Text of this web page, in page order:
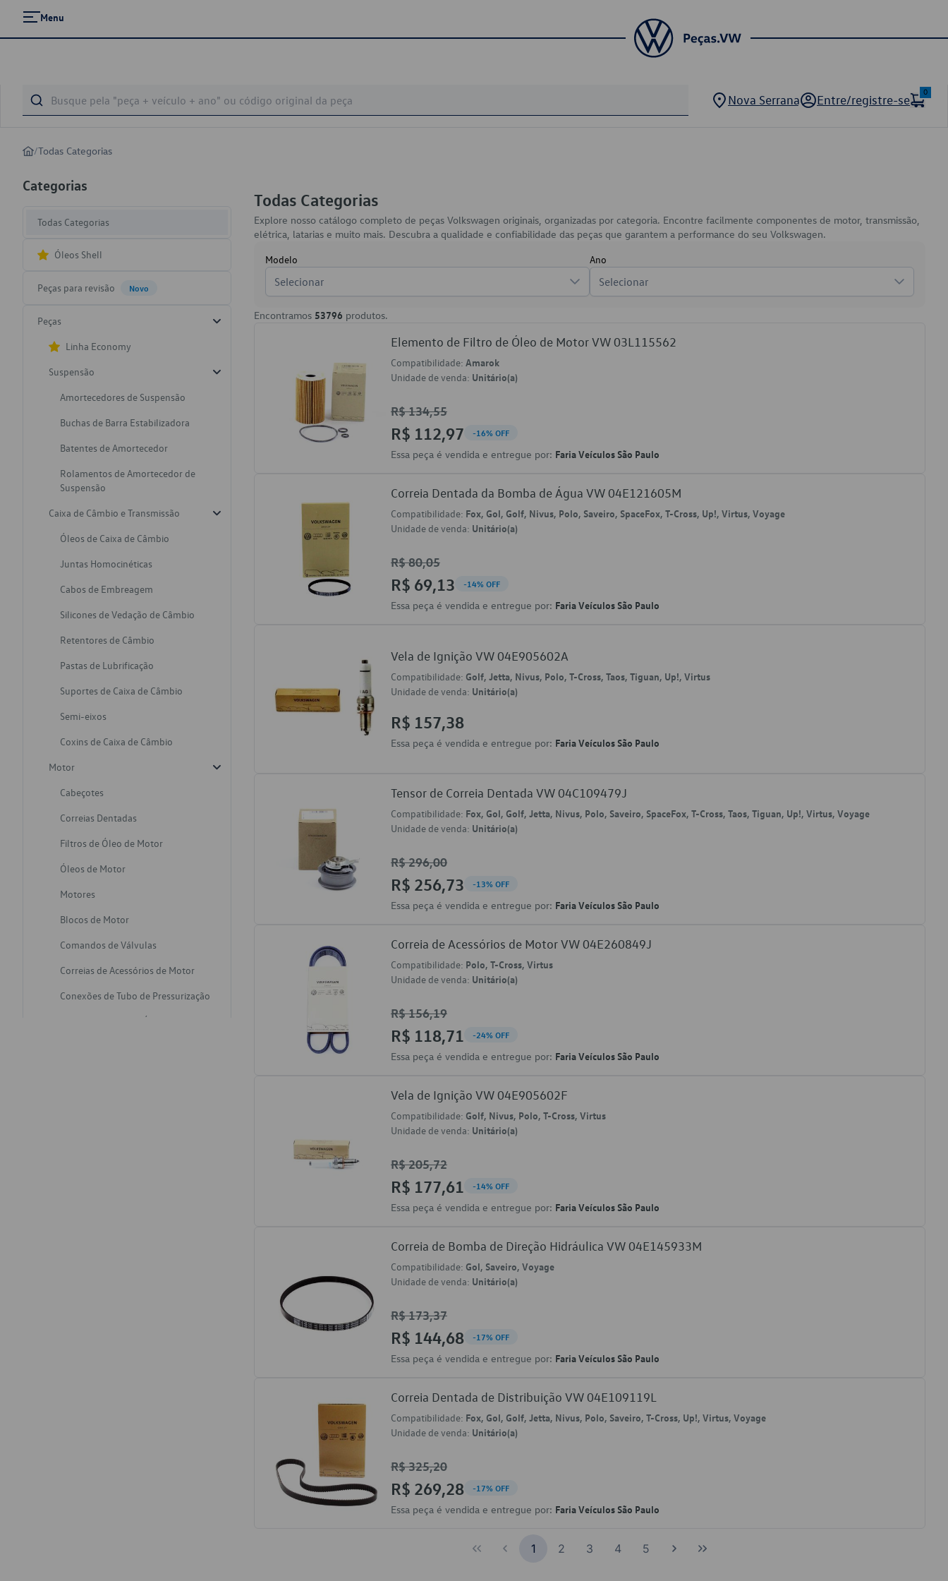
Menu
Nova Serrana Entre/registre-se
0
/Todas Categorias
Categorias
Todas Categorias
Óleos Shell
Peças para revisão Novo
Peças
Linha Economy
Suspensão
Amortecedores de Suspensão
Buchas de Barra Estabilizadora
Batentes de Amortecedor
Rolamentos de Amortecedor de
Suspensão
Caixa de Câmbio e Transmissão
Óleos de Caixa de Câmbio
Juntas Homocinéticas
Cabos de Embreagem
Silicones de Vedação de Câmbio
Retentores de Câmbio
Pastas de Lubrificação
Suportes de Caixa de Câmbio
Semi-eixos
Coxins de Caixa de Câmbio
Motor
Cabeçotes
Correias Dentadas
Filtros de Óleo de Motor
Óleos de Motor
Motores
Blocos de Motor
Comandos de Válvulas
Correias de Acessórios de Motor
Conexões de Tubo de Pressurização
Varetas de Nivel de Óleo
Todas Categorias
Explore nosso catálogo completo de peças Volkswagen originais, organizadas por categoria. Encontre facilmente componentes de motor, transmissão,
elétrica, latarias e muito mais. Descubra a qualidade e confiabilidade das peças que garantem a performance do seu Volkswagen.
Modelo
Selecionar
Ano
Selecionar
Encontramos 53796 produtos.
Elemento de Filtro de Óleo de Motor VW 03L115562
Compatibilidade: Amarok
Unidade de venda: Unitário(a)
R$ 134,55
R$ 112,97 -16% OFF
Essa peça é vendida e entregue por: Faria Veículos São Paulo
Correia Dentada da Bomba de Água VW 04E121605M
Compatibilidade: Fox, Gol, Golf, Nivus, Polo, Saveiro, SpaceFox, T-Cross, Up!, Virtus, Voyage
Unidade de venda: Unitário(a)
R$ 80,05
R$ 69,13 -14% OFF
Essa peça é vendida e entregue por: Faria Veículos São Paulo
Vela de Ignição VW 04E905602A
Compatibilidade: Golf, Jetta, Nivus, Polo, T-Cross, Taos, Tiguan, Up!, Virtus
Unidade de venda: Unitário(a)
R$ 157,38
Essa peça é vendida e entregue por: Faria Veículos São Paulo
Tensor de Correia Dentada VW 04C109479J
Compatibilidade: Fox, Gol, Golf, Jetta, Nivus, Polo, Saveiro, SpaceFox, T-Cross, Taos, Tiguan, Up!, Virtus, Voyage
Unidade de venda: Unitário(a)
R$ 296,00
R$ 256,73 -13% OFF
Essa peça é vendida e entregue por: Faria Veículos São Paulo
Correia de Acessórios de Motor VW 04E260849J
Compatibilidade: Polo, T-Cross, Virtus
Unidade de venda: Unitário(a)
R$ 156,19
R$ 118,71 -24% OFF
Essa peça é vendida e entregue por: Faria Veículos São Paulo
Vela de Ignição VW 04E905602F
Compatibilidade: Golf, Nivus, Polo, T-Cross, Virtus
Unidade de venda: Unitário(a)
R$ 205,72
R$ 177,61 -14% OFF
Essa peça é vendida e entregue por: Faria Veículos São Paulo
Correia de Bomba de Direção Hidráulica VW 04E145933M
Compatibilidade: Gol, Saveiro, Voyage
Unidade de venda: Unitário(a)
R$ 173,37
R$ 144,68 -17% OFF
Essa peça é vendida e entregue por: Faria Veículos São Paulo
Correia Dentada de Distribuição VW 04E109119L
Compatibilidade: Fox, Gol, Golf, Jetta, Nivus, Polo, Saveiro, T-Cross, Up!, Virtus, Voyage
Unidade de venda: Unitário(a)
R$ 325,20
R$ 269,28 -17% OFF
Essa peça é vendida e entregue por: Faria Veículos São Paulo
1 2 3 4 5